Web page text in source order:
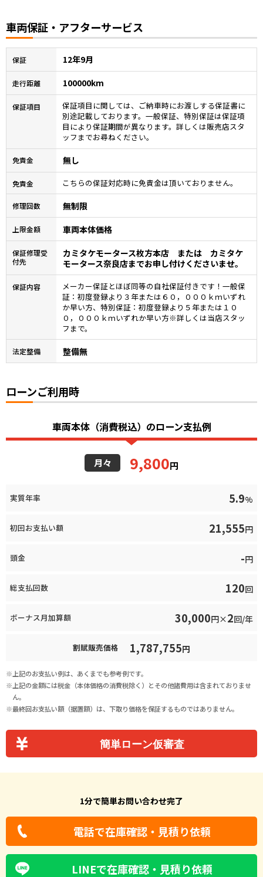
車両保証・アフターサービス
保証 12年9月
走行距離 100000km
保証項目
保証項目に関しては、ご納車時にお渡しする保証書に
別途記載しております。一般保証、特別保証は保証項
目により保証期間が異なります。詳しくは販売店スタ
ッフまでお尋ねください。
免責金 無し
免責金 こちらの保証対応時に免責金は頂いておりません。
修理回数 無制限
上限金額 車両本体価格
保証修理受
付先
カミタケモータース枚方本店 または カミタケ
モータース奈良店までお申し付けくださいませ。
保証内容
メーカー保証とほぼ同等の自社保証付きです！一般保
証：初度登録より３年または６０，０００ｋｍいずれ
か早い方、特別保証：初度登録より５年または１０
０，０００ｋｍいずれか早い方※詳しくは当店スタッ
フまで。
法定整備 整備無
ローンご利用時
車両本体（消費税込）のローン支払例
月々 9,800円
実質年率 5.9%
初回お支払い額 21,555円
頭金 -円
総支払回数 120回
ボーナス月加算額 30,000円×2回/年
割賦販売価格 1,787,755円
上記のお支払い例は、あくまでも参考例です。
上記の金額には税金（本体価格の消費税除く）とその他諸費用は含まれておりませ
ん。
最終回お支払い額（据置額）は、下取り価格を保証するものではありません。
簡単ローン仮審査
1分で簡単お問い合わせ完了
電話で在庫確認・見積り依頼
LINEで在庫確認・見積り依頼